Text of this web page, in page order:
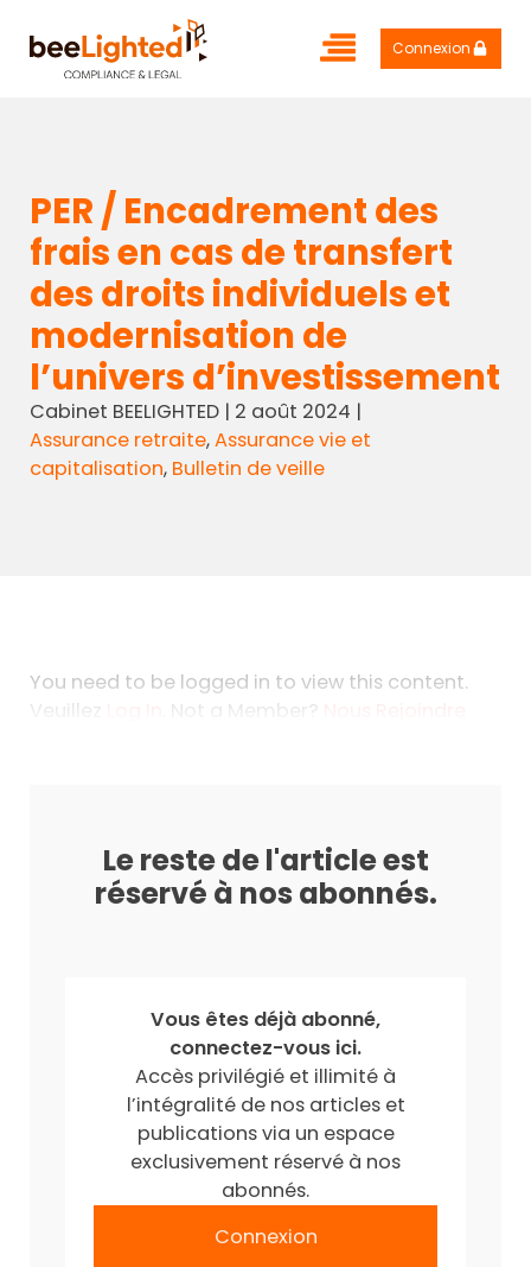
Connexion
PER / Encadrement des
frais en cas de transfert
des droits individuels et
modernisation de
l’univers d’investissement
Cabinet BEELIGHTED| 2 août 2024 |
Assurance retraite,Assurance vie et
capitalisation, Bulletin de veille
You need to be logged in to view this content.
Veuillez
. Not a Member?
Le reste de l'article est
réservé à nos abonnés.
Vous êtes déjà abonné,
connectez-vous ici.
Accès privilégié et illimité à
l’intégralité de nos articles et
publications via un espace
exclusivement réservé à nos
abonnés.
Connexion